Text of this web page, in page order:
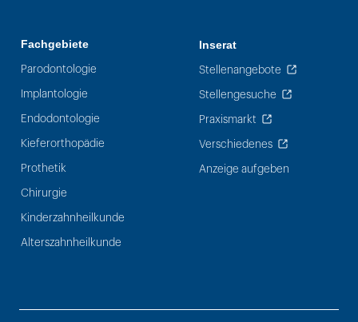
Fachgebiete
Parodontologie
Implantologie
Endodontologie
Kieferorthopädie
Prothetik
Chirurgie
Kinderzahnheilkunde
Alterszahnheilkunde
Inserat
Stellenangebote
Stellengesuche
Praxismarkt
Verschiedenes
Anzeige aufgeben